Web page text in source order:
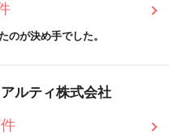
のが決め手でした。
ルティ株式会社